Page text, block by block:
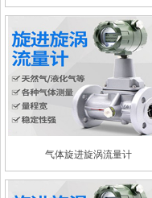
气体旋进旋涡流量计